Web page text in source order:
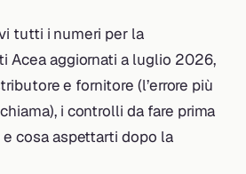
tutti i numeri per la
Acea aggiornati a luglio 2026,
e fornitore (l’errore più
i controlli da fare prima
cosa aspettarti dopo la